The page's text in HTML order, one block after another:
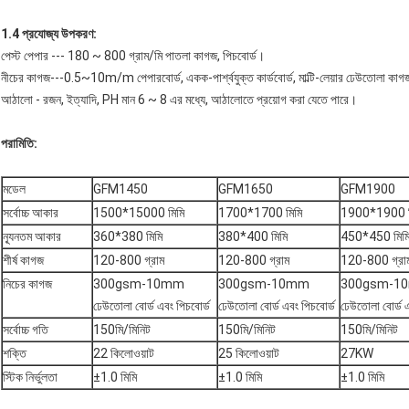
1.4 প্রযোজ্য উপকরণ:
পেস্ট পেপার --- 180 ~ 800 গ্রাম/মি পাতলা কাগজ, পিচবোর্ড।
নীচের কাগজ---0.5~10m/m পেপারবোর্ড, একক-পার্শ্বযুক্ত কার্ডবোর্ড, মাল্টি-লেয়ার ঢেউতোলা
আঠালো - রজন, ইত্যাদি, PH মান 6 ~ 8 এর মধ্যে, আঠালোতে প্রয়োগ করা যেতে পারে।
পরামিতি:
মডেল GFM1450 GFM1650
GFM1900
সর্বোচ্চ আকার
1500*15000 মিমি 1700*1700 মিমি
1900*1900
ন্যূনতম আকার
360*380 মিমি 380*400 মিমি
450*450 মিমি
শীর্ষ কাগজ
120-800 গ্রাম 120-800 গ্রাম
120-800
নিচের কাগজ
300gsm-10mm
ঢেউতোলা বোর্ড এবং পিচবোর্ড
300gsm-10mm
ঢেউতোলা বোর্ড এবং পিচবোর্ড
300gsm-
ঢেউতোলা বোর্ড
সর্বোচ্চ গতি
150মি/মিনিট 150মি/মিনিট
150মি/মিনিট
শক্তি
22 কিলোওয়াট 25 কিলোওয়াট
27KW
স্টিক নির্ভুলতা
±1.0 মিমি ±1.0 মিমি ±1.0 মিমি